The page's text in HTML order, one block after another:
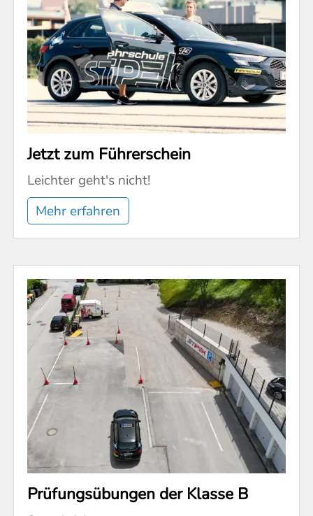
Jetzt zum Führerschein
Leichter geht's nicht!
Mehr erfahren
Prüfungsübungen der Klasse B